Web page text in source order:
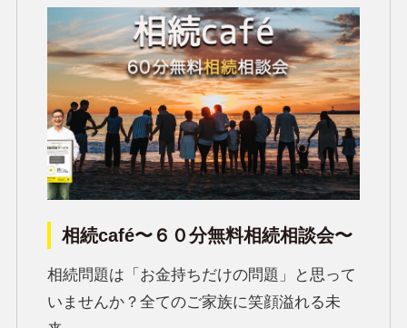
相続café〜６０分無料相続相談会〜
相続問題は「お金持ちだけの問題」と思って
いませんか？全てのご家族に笑顔溢れる未